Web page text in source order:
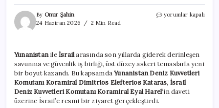
By Onur Şahin
24 Haziran 2026
2 Min Read
İsrail
yeni
anlaşma
için
yorumlar kapalı
Yunanistanileİsrailarasında son yıllarda giderek derinleşen
savunma ve güvenlik iş birliği, üst düzey askeri temaslarla yeni
bir boyut kazandı. Bu kapsamdaYunanistan Deniz Kuvvetleri
Komutanı Koramiral Dimitrios Elefterios Kataras, İsrail
Deniz Kuvvetleri Komutanı Koramiral Eyal Harel‘in daveti
üzerine İsrail’e resmi bir ziyaret gerçekleştirdi.